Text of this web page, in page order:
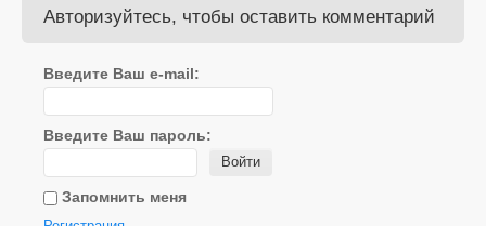
Авторизуйтесь, чтобы оставить комментарий
Введите Ваш e-mail:
Введите Ваш пароль:
Войти
Запомнить меня